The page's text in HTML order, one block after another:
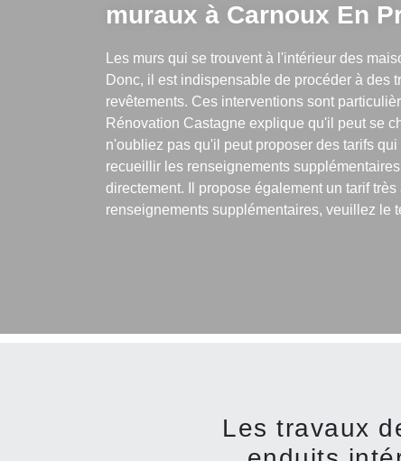
muraux à Carnoux En
Les murs qui se trouvent à l'intérieur des
Donc, il est indispensable de procéder à des
revêtements. Ces interventions sont
Rénovation Castagne explique qu'il peut se
n'oubliez pas qu'il peut proposer des tarifs
recueillir les renseignements
directement. Il propose également un tarif
renseignements supplémentaires, veuillez le
Les travaux